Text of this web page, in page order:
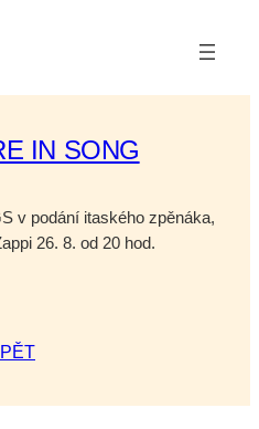
IN SONG
v podání itaského zpěnáka,
26. 8. od 20 hod.